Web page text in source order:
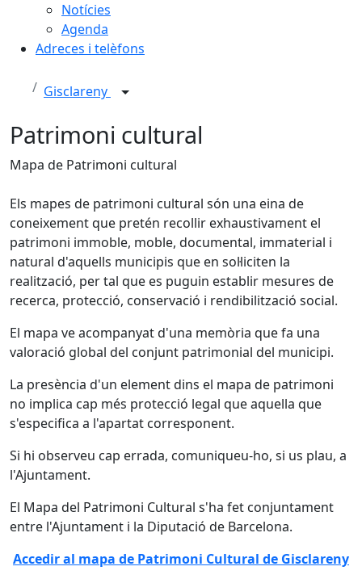
Notícies
Agenda
Adreces i telèfons
Gisclareny
Patrimoni cultural
Mapa de Patrimoni cultural
Els mapes de patrimoni cultural són una eina de
coneixement que pretén recollir exhaustivament el
patrimoni immoble, moble, documental, immaterial i
natural d'aquells municipis que en sol·liciten la
realització, per tal que es puguin establir mesures de
recerca, protecció, conservació i rendibilització social.
El mapa ve acompanyat d'una memòria que fa una
valoració global del conjunt patrimonial del municipi.
La presència d'un element dins el mapa de patrimoni
no implica cap més protecció legal que aquella que
s'especifica a l'apartat corresponent.
Si hi observeu cap errada, comuniqueu-ho, si us plau, a
l'Ajuntament.
El Mapa del Patrimoni Cultural s'ha fet conjuntament
entre l'Ajuntament i la Diputació de Barcelona.
Accedir al mapa de Patrimoni Cultural de Gisclareny